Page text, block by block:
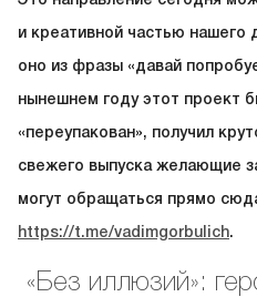
и креативной частью
оно из фразы «давай
нынешнем году этот проект
«переупакован», получил
свежего выпуска желающие
могут обращаться прямо
https://t.me/vadimgorbulich.
«Без иллюзий»: